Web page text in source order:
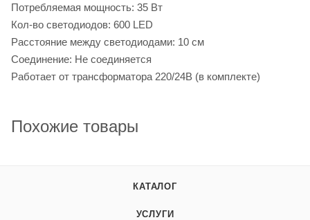
Потребляемая мощность: 35 Вт
Кол-во светодиодов: 600 LED
Расстояние между светодиодами: 10 см
Соединение: Не соединяется
Работает от трансформатора 220/24В (в комплекте)
Похожие товары
КАТАЛОГ
УСЛУГИ